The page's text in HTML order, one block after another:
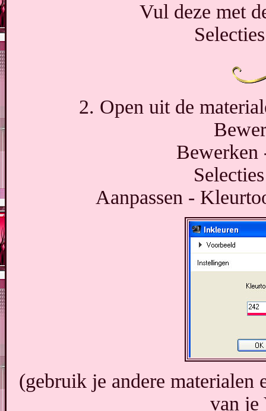
Vul deze met
2. Open uit de
Bewerken
Aanpassen -
(gebruik je andere materialen
van je